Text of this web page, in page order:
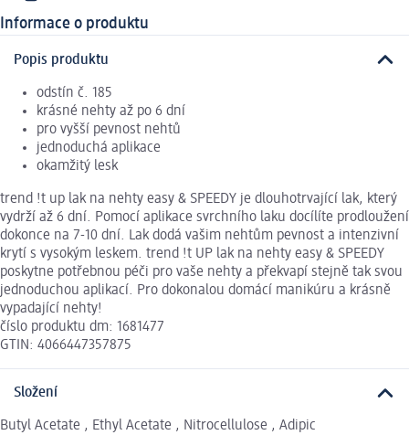
Informace o produktu
Popis produktu
odstín č. 185
krásné nehty až po 6 dní
pro vyšší pevnost nehtů
jednoduchá aplikace
okamžitý lesk
trend !t up lak na nehty easy & SPEEDY je dlouhotrvající lak, který
vydrží až 6 dní. Pomocí aplikace svrchního laku docílíte prodloužení
dokonce na 7-10 dní. Lak dodá vašim nehtům pevnost a intenzivní
krytí s vysokým leskem. trend !t UP lak na nehty easy & SPEEDY
poskytne potřebnou péči pro vaše nehty a překvapí stejně tak svou
jednoduchou aplikací. Pro dokonalou domácí manikúru a krásně
vypadající nehty!
číslo produktu dm: 1681477
GTIN: 4066447357875
Složení
Butyl Acetate , Ethyl Acetate , Nitrocellulose , Adipic